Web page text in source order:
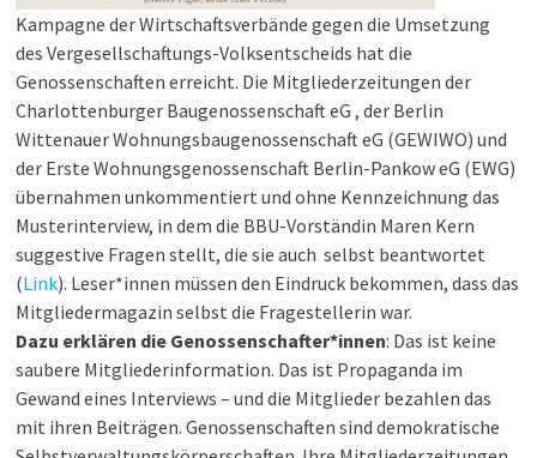
Kampagne der Wirtschaftsverbände gegen die Umsetzung
des Vergesellschaftungs-Volksentscheids hat die
Genossenschaften erreicht. Die Mitgliederzeitungen der
Charlottenburger Baugenossenschaft eG , der Berlin
Wittenauer Wohnungsbaugenossenschaft eG (GEWIWO) und
der Erste Wohnungsgenossenschaft Berlin-Pankow eG (EWG)
übernahmen unkommentiert und ohne Kennzeichnung das
Musterinterview, in dem die BBU-Vorständin Maren Kern
suggestive Fragen stellt, die sie auch selbst beantwortet
(Link). Leser*innen müssen den Eindruck bekommen, dass das
Mitgliedermagazin selbst die Fragestellerin war.
Dazu erklären die Genossenschafter*innen: Das ist keine
saubere Mitgliederinformation. Das ist Propaganda im
Gewand eines Interviews – und die Mitglieder bezahlen das
mit ihren Beiträgen. Genossenschaften sind demokratische